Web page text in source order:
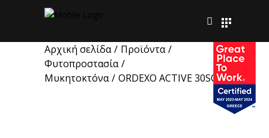
Αρχική σελίδα / Προϊόντα /
Φυτοπροστασία /
Μυκητοκτόνα / ORDEXO ACTIVE 30SC